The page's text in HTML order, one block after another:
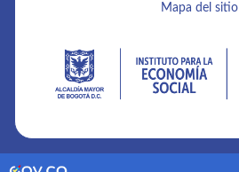
Mapa del sitio